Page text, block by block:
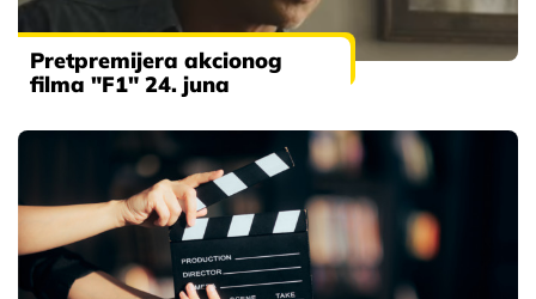
Pretpremijera akcionog
filma "F1" 24. juna